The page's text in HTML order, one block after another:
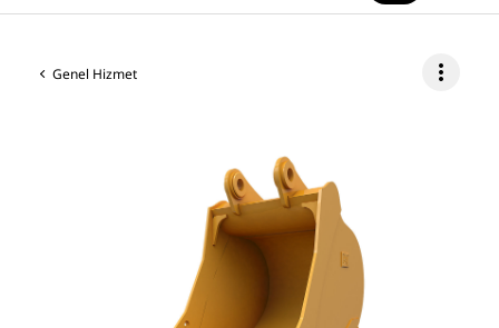
Genel Hizmet more_vert